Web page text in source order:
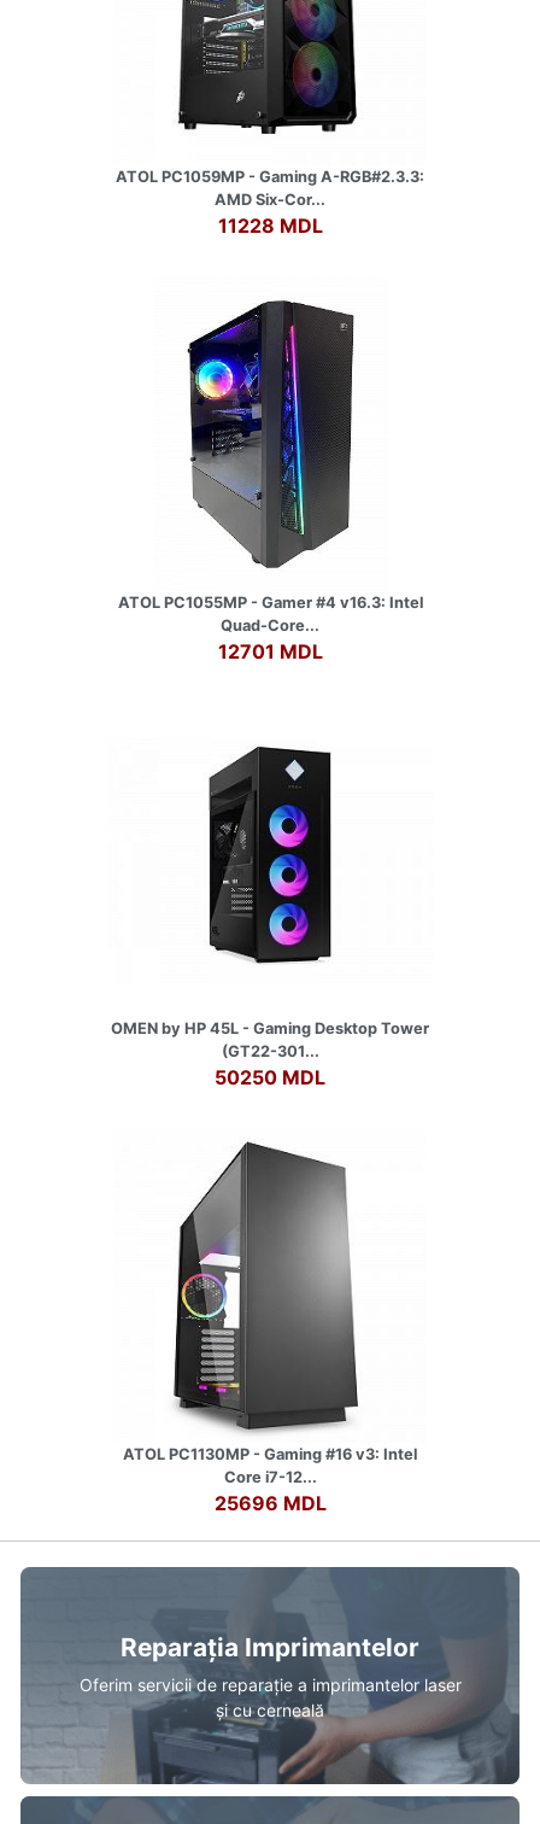
ATOL PC1059MP - Gaming A-RGB#2.3.3:
AMD Six-Cor...
11228 MDL
ATOL PC1055MP - Gamer #4 v16.3: Intel
Quad-Core...
12701 MDL
OMEN by HP 45L - Gaming Desktop Tower
(GT22-301...
50250 MDL
ATOL PC1130MP - Gaming #16 v3: Intel
Core i7-12...
25696 MDL
Reparația Imprimantelor
Oferim servicii de reparație a imprimantelor laser
și cu cerneală